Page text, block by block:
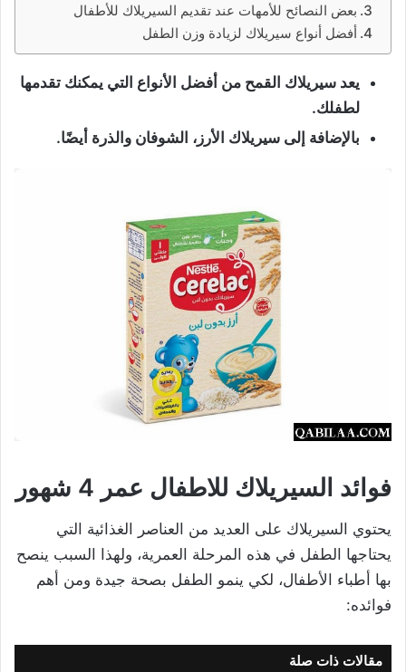
بعض النصائح للأمهات عند تقديم السيريلاك للأطفال
أفضل أنواع سيريلاك لزيادة وزن الطفل
يعد سيريلاك القمح من أفضل الأنواع التي يمكنك تقدمها
لطفلك.
بالإضافة إلى سيريلاك الأرز، الشوفان والذرة أيضًا.
فوائد السيريلاك للاطفال عمر 4 شهور
يحتوي السيريلاك على العديد من العناصر الغذائية التي
يحتاجها الطفل في هذه المرحلة العمرية، ولهذا السبب ينصح
بها أطباء الأطفال، لكي ينمو الطفل بصحة جيدة ومن أهم
فوائده:
مقالات ذات صلة